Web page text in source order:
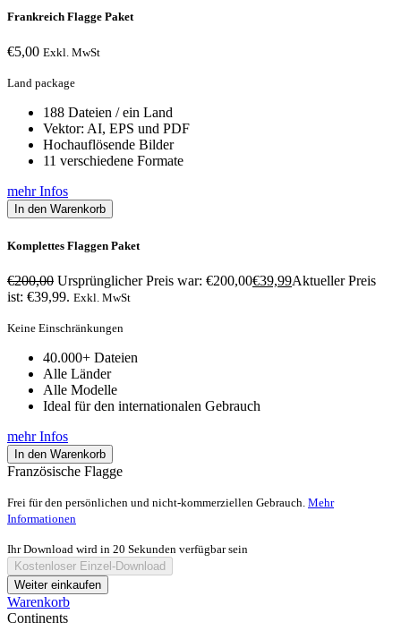
Frankreich Flagge Paket
€5,00 Exkl. MwSt
Land package
188 Dateien / ein Land
Vektor: AI, EPS und PDF
Hochauflösende Bilder
11 verschiedene Formate
mehr Infos
In den Warenkorb
Komplettes Flaggen Paket
€200,00 Ursprünglicher Preis war: €200,00€39,99Aktueller Preis
ist: €39,99. Exkl. MwSt
Keine Einschränkungen
40.000+ Dateien
Alle Länder
Alle Modelle
Ideal für den internationalen Gebrauch
mehr Infos
In den Warenkorb
Französische Flagge
Frei für den persönlichen und nicht-kommerziellen Gebrauch. Mehr
Informationen
Ihr Download wird in 20 Sekunden verfügbar sein
Kostenloser Einzel-Download
Weiter einkaufen
Warenkorb
Continents